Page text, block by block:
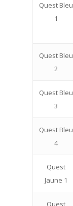
Quest Bleu
1
Quest Bleu
2
Quest Bleu
3
Quest Bleu
4
Quest
Jaune 1
Quest